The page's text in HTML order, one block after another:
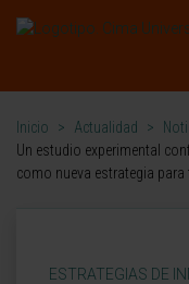
Inicio > Actualidad >
Un estudio experimental
como nueva estrategia
ESTRATEGIAS DE